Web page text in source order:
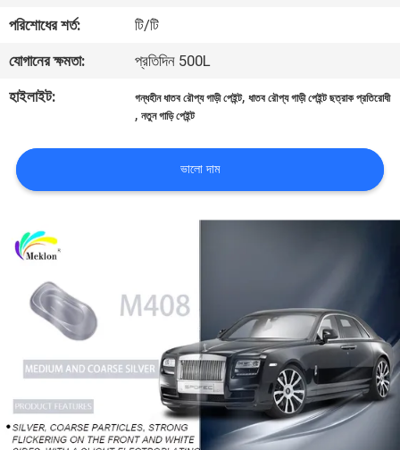
আমাদের
সাথে
যোগাযোগ
খবর
উদ্ধৃতির
জন্য
আবেদন
সাইট
ম্যাপ
পরিশোধের শর্ত:
টি/টি
যোগানের ক্ষমতা:
প্রতিদিন 500L
হাইলাইট:
গন্ধহীন ধাতব রৌপ্য গাড়ী পেইন্ট,ধাতব রৌপ্য গাড়ী পেইন্ট ছত্রাক প্রতিরোধী
,নতুন গাড়ি পেইন্ট
ভালো দাম